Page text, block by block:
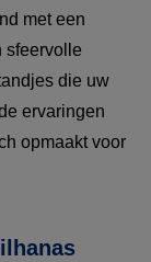
met een
sfeervolle
die uw
ervaringen
opmaakt voor